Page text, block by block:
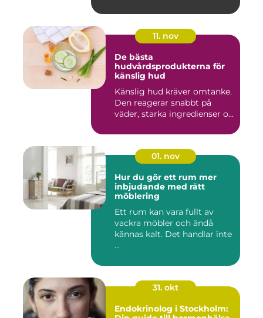
11. nov
De bästa
hudvårdsprodukterna för
känslig hud
Känslig hud kräver omtanke.
Den reagerar snabbt på
väder, starka ingredienser o...
01. nov
Hur du gör ett rum mer
inbjudande med rätt
möblering
Ett rum kan vara fullt av
vackra möbler och ändå
kännas kalt. Det handlar inte
...
31. okt
Endokrinolog i Stockholm: